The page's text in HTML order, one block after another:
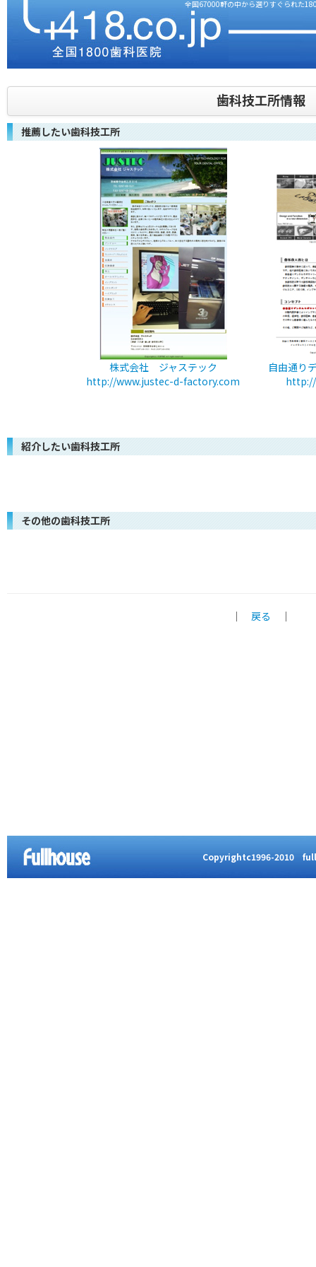
全国67000軒の中から選りすぐられた
歯科技工所情報
推薦したい歯科技工所
株式会社 ジャステック
http://www.justec-d-factory.com
自由通り
紹介したい歯科技工所
その他の歯科技工所
｜ 戻る ｜
Copyrightc1996-2010